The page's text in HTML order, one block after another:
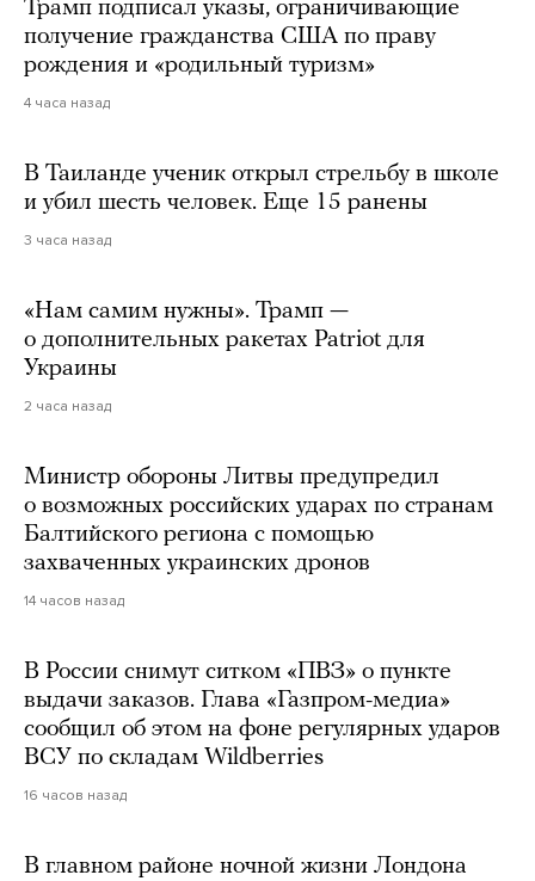
Трамп подписал указы, ограничивающие
получение гражданства США по праву
рождения и «родильный туризм»
4 часа назад
В Таиланде ученик открыл стрельбу в школе
и убил шесть человек. Еще 15 ранены
3 часа назад
«Нам самим нужны». Трамп —
о дополнительных ракетах Patriot для
Украины
2 часа назад
Министр обороны Литвы предупредил
о возможных российских ударах по странам
Балтийского региона с помощью
захваченных украинских дронов
14 часов назад
В России снимут ситком «ПВЗ» о пункте
выдачи заказов. Глава «Газпром-медиа»
сообщил об этом на фоне регулярных ударов
ВСУ по складам Wildberries
16 часов назад
В главном районе ночной жизни Лондона